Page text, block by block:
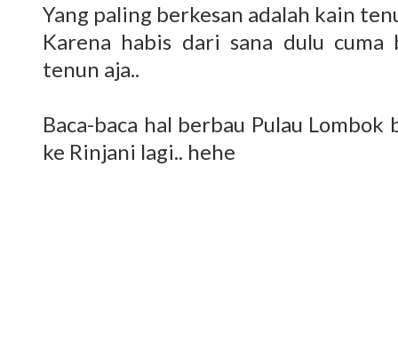
Yang paling berkesan adalah kain
Karena habis dari sana dulu cuma
tenun aja..
Baca-baca hal berbau Pulau
ke Rinjani lagi.. hehe